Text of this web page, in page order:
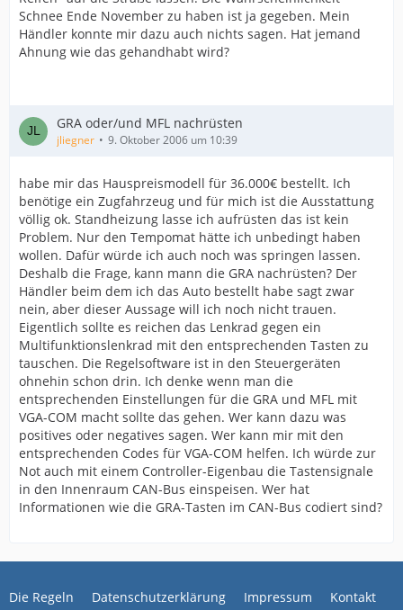
Schnee Ende November zu haben ist ja gegeben. Mein
Händler konnte mir dazu auch nichts sagen. Hat jemand
Ahnung wie das gehandhabt wird?
GRA oder/und MFL nachrüsten
jliegner 9. Oktober 2006 um 10:39
habe mir das Hauspreismodell für 36.000€ bestellt. Ich
benötige ein Zugfahrzeug und für mich ist die Ausstattung
völlig ok. Standheizung lasse ich aufrüsten das ist kein
Problem. Nur den Tempomat hätte ich unbedingt haben
wollen. Dafür würde ich auch noch was springen lassen.
Deshalb die Frage, kann mann die GRA nachrüsten? Der
Händler beim dem ich das Auto bestellt habe sagt zwar
nein, aber dieser Aussage will ich noch nicht trauen.
Eigentlich sollte es reichen das Lenkrad gegen ein
Multifunktionslenkrad mit den entsprechenden Tasten zu
tauschen. Die Regelsoftware ist in den Steuergeräten
ohnehin schon drin. Ich denke wenn man die
entsprechenden Einstellungen für die GRA und MFL mit
VGA-COM macht sollte das gehen. Wer kann dazu was
positives oder negatives sagen. Wer kann mir mit den
entsprechenden Codes für VGA-COM helfen. Ich würde zur
Not auch mit einem Controller-Eigenbau die Tastensignale
in den Innenraum CAN-Bus einspeisen. Wer hat
Informationen wie die GRA-Tasten im CAN-Bus codiert sind?
Die Regeln Datenschutzerklärung Impressum Kontakt